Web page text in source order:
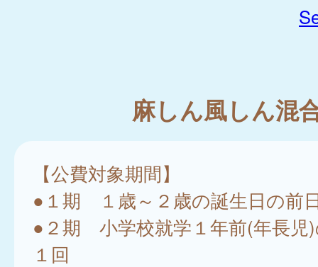
麻しん風しん混
【公費対象期間】
●１期 １歳～２歳の誕生日の前
●２期 小学校就学１年前(年長児
１回